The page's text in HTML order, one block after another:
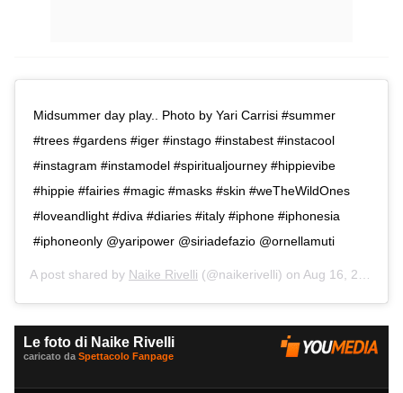
Midsummer day play.. Photo by Yari Carrisi #summer
#trees #gardens #iger #instago #instabest #instacool
#instagram #instamodel #spiritualjourney #hippievibe
#hippie #fairies #magic #masks #skin #weTheWildOnes
#loveandlight #diva #diaries #italy #iphone #iphonesia
#iphoneonly @yaripower @siriadefazio @ornellamuti
A post shared by Naike Rivelli (@naikerivelli) on Aug 16, 2015 at 4:20am PDT